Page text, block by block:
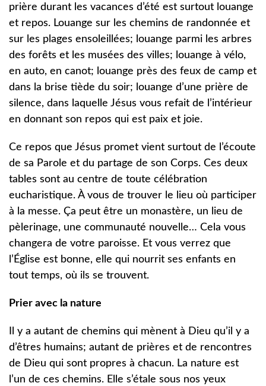
prière durant les vacances d’été est surtout louange
et repos. Louange sur les chemins de randonnée et
sur les plages ensoleillées; louange parmi les arbres
des forêts et les musées des villes; louange à vélo,
en auto, en canot; louange près des feux de camp et
dans la brise tiède du soir; louange d’une prière de
silence, dans laquelle Jésus vous refait de l’intérieur
en donnant son repos qui est paix et joie.
Ce repos que Jésus promet vient surtout de l’écoute
de sa Parole et du partage de son Corps. Ces deux
tables sont au centre de toute célébration
eucharistique. À vous de trouver le lieu où participer
à la messe. Ça peut être un monastère, un lieu de
pèlerinage, une communauté nouvelle… Cela vous
changera de votre paroisse. Et vous verrez que
l’Église est bonne, elle qui nourrit ses enfants en
tout temps, où ils se trouvent.
Prier avec la nature
Il y a autant de chemins qui mènent à Dieu qu’il y a
d’êtres humains; autant de prières et de rencontres
de Dieu qui sont propres à chacun. La nature est
l’un de ces chemins. Elle s’étale sous nos yeux